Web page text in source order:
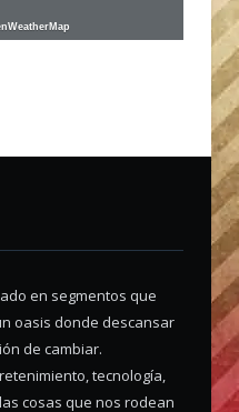
en segmentos que
oasis donde descansar
de cambiar.
tecnología,
cosas que nos rodean